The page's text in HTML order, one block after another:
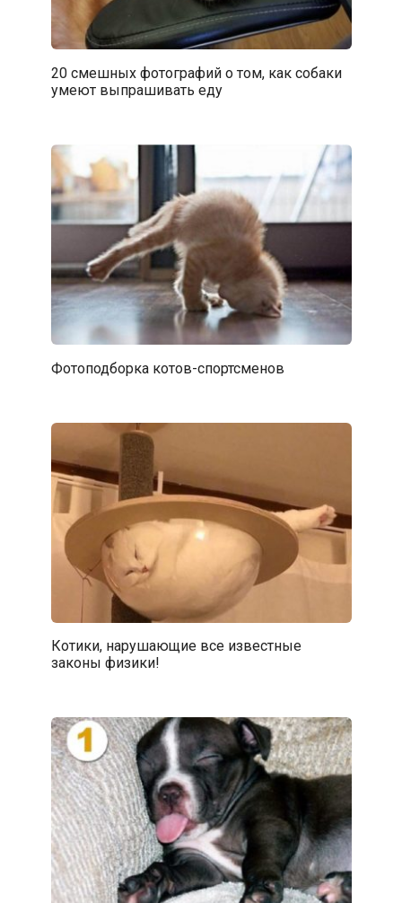
20 смешных фотографий о том, как собаки
умеют выпрашивать еду
Фотоподборка котов-спортсменов
Котики, нарушающие все известные
законы физики!